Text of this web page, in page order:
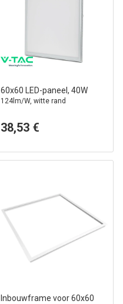
60x60 LED-paneel, 40W
124lm/W, witte rand
38,53 €
Inbouwframe voor 60x60